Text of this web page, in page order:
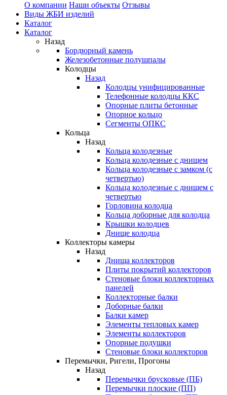
О компании Наши объекты Отзывы
Виды ЖБИ изделий
Каталог
Каталог
Назад
Бордюрный камень
Железобетонные полушпалы
Колодцы
Назад
Колодцы унифицированные
Телефонные колодцы ККС
Опорные плиты бетонные
Опорное кольцо
Сегменты ОПКС
Кольца
Назад
Кольца колодезные
Кольца колодезные с днищем
Кольца колодезные с замком (с
четвертью)
Кольца колодезные с днищем с
четвертью
Горловина колодца
Кольца доборные для колодца
Крышки колодцев
Днище колодца
Коллекторы камеры
Назад
Днища коллекторов
Плиты покрытий коллекторов
Стеновые блоки коллекторных
панелей
Коллекторные балки
Доборные балки
Балки камер
Элементы тепловых камер
Элементы коллекторов
Опорные подушки
Стеновые блоки коллекторов
Перемычки, Ригели, Прогоны
Назад
Перемычки брусковые (ПБ)
Перемычки плоские (ПП)